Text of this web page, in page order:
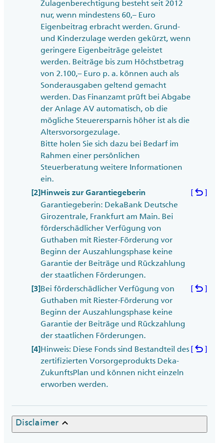
Zulagenberechtigung besteht seit 2012
nur, wenn mindestens 60,– Euro
Eigenbeitrag erbracht werden. Grund-
und Kinderzulage werden gekürzt, wenn
geringere Eigenbeiträge geleistet
werden. Beiträge bis zum Höchstbetrag
von 2.100,– Euro p. a. können auch als
Sonderausgaben geltend gemacht
werden. Das Finanzamt prüft bei Abgabe
der Anlage AV automatisch, ob die
mögliche Steuerersparnis höher ist als die
Altersvorsorgezulage.
Bitte holen Sie sich dazu bei Bedarf im
Rahmen einer persönlichen
Steuerberatung weitere Informationen
ein.
[2]Hinweis zur Garantiegeberin
Garantiegeberin: DekaBank Deutsche
Girozentrale, Frankfurt am Main. Bei
förderschädlicher Verfügung von
Guthaben mit Riester-Förderung vor
Beginn der Auszahlungsphase keine
Garantie der Beiträge und Rückzahlung
der staatlichen Förderungen.
[ undo ]
[3]Bei förderschädlicher Verfügung von
Guthaben mit Riester-Förderung vor
Beginn der Auszahlungsphase keine
Garantie der Beiträge und Rückzahlung
der staatlichen Förderungen.
[ undo ]
[4]Hinweis: Diese Fonds sind Bestandteil des
zertifizierten Vorsorgeprodukts Deka-
ZukunftsPlan und können nicht einzeln
erworben werden.
[ undo ]
Disclaimer keyboard_arrow_up